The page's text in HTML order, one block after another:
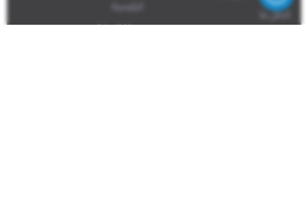
اتصل بنا
الرئيسية
مركز المفقودين